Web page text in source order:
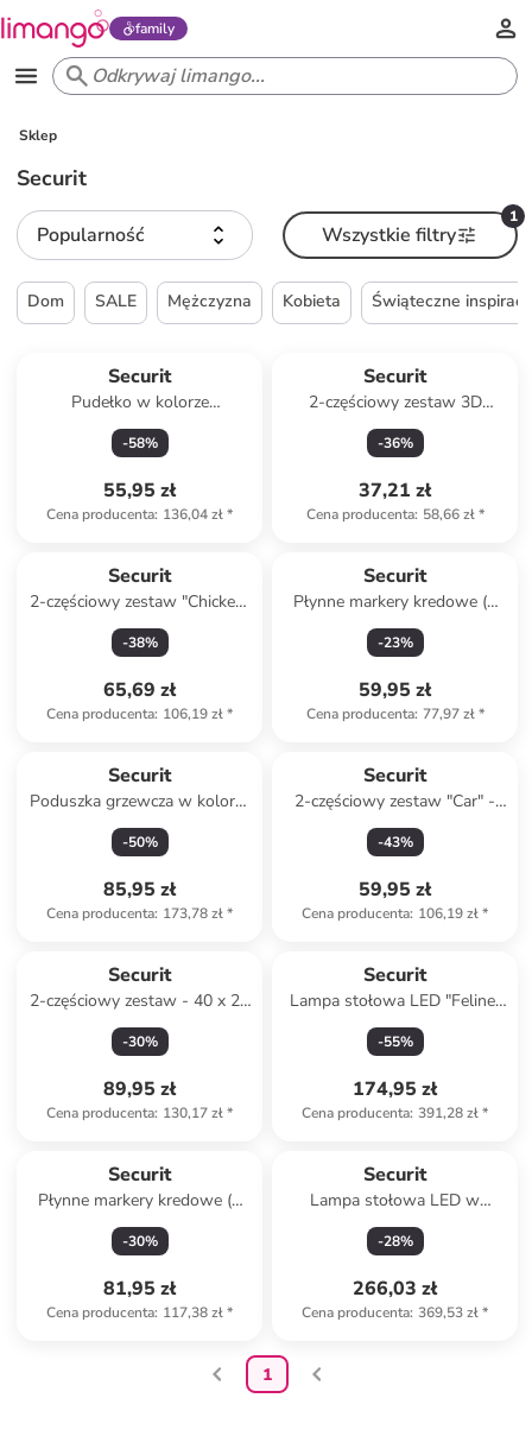
family
Sklep
Securit
Popularność
1
Wszystkie filtry
Dom SALE Mężczyzna Kobieta Świąteczne
Securit
Pudełko w kolorze
jasnobrązowym - 35 x 21 x
28,3 cm
-58%
55,95 zł
Cena producenta: 136,04 zł*
Securit
2-częściowy zestaw 3D
"Whale" - 14,5 x 22 x 10 cm
-36%
37,21 zł
Cena producenta: 58,66 zł*
Securit
2-częściowy zestaw "Chicken"
- 27,3 x 37,4 x 0,30 cm
-38%
65,69 zł
Cena producenta: 106,19 zł*
Securit
Płynne markery kredowe (4
szt.) "Securit®" w kolorze
białym
-23%
59,95 zł
Cena producenta: 77,97 zł*
Securit
Poduszka grzewcza w kolorze
brązowym - 45 x 45 cm
-50%
85,95 zł
Cena producenta: 173,78 zł*
Securit
2-częściowy zestaw "Car" -
49,5 x 19 x 0,30 cm
-43%
59,95 zł
Cena producenta: 106,19 zł*
Securit
2-częściowy zestaw - 40 x 20
x 1 cm
-30%
89,95 zł
Cena producenta: 130,17 zł*
Securit
Lampa stołowa LED "Feline"
w kolorze białym - wys. 38 x
Ø 11 cm
-55%
174,95 zł
Cena producenta: 391,28 zł*
Securit
Płynne markery kredowe (7
szt.) "Securit®" w różnych
kolorach
-30%
81,95 zł
Cena producenta: 117,38 zł*
Securit
Lampa stołowa LED w
kolorze białym - wys. 20 x Ø
7,5 cm
-28%
266,03 zł
Cena producenta: 369,53 zł*
1